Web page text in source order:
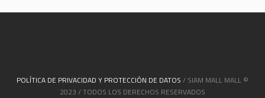
POLÍTICA DE PRIVACIDAD Y PROTECCIÓN DE DATOS / SIAM MALL MALL ©
2023 / TODOS LOS DERECHOS RESERVADOS